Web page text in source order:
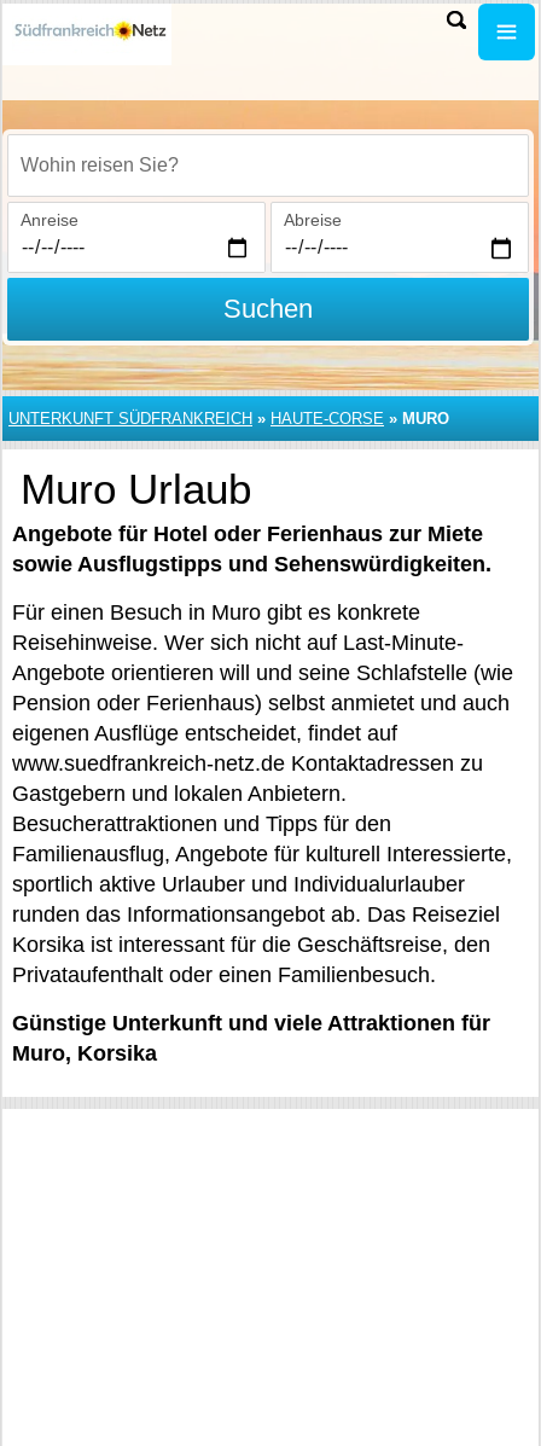
Wohin reisen Sie?
Anreise Abreise
Suchen
UNTERKUNFT SÜDFRANKREICH » HAUTE-CORSE » MURO
Muro Urlaub
Angebote für Hotel oder Ferienhaus zur Miete
sowie Ausflugstipps und Sehenswürdigkeiten.
Für einen Besuch in Muro gibt es konkrete
Reisehinweise. Wer sich nicht auf Last-Minute-
Angebote orientieren will und seine Schlafstelle (wie
Pension oder Ferienhaus) selbst anmietet und auch
eigenen Ausflüge entscheidet, findet auf
www.suedfrankreich-netz.de Kontaktadressen zu
Gastgebern und lokalen Anbietern.
Besucherattraktionen und Tipps für den
Familienausflug, Angebote für kulturell Interessierte,
sportlich aktive Urlauber und Individualurlauber
runden das Informationsangebot ab. Das Reiseziel
Korsika ist interessant für die Geschäftsreise, den
Privataufenthalt oder einen Familienbesuch.
Günstige Unterkunft und viele Attraktionen für
Muro, Korsika